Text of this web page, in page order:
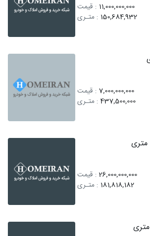
11,000,000,000 : قیمت
150,684,932 : متـری
7,000,000,000 : قیمت
437,500,000 : متـری
26,000,000,000 : قیمت
181,818,182 : متـری